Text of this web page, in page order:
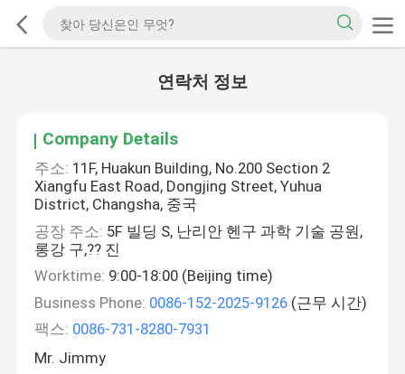
연락처 정보
Company Details
주소: 11F, Huakun Building, No.200 Section 2
Xiangfu East Road, Dongjing Street, Yuhua
District, Changsha, 중국
공장 주소: 5F 빌딩 S, 난리안 헨구 과학 기술 공원,
롱강 구,?? 진
Worktime: 9:00-18:00 (Beijing time)
Business Phone: 0086-152-2025-9126 (근무 시간)
팩스: 0086-731-8280-7931
Mr. Jimmy